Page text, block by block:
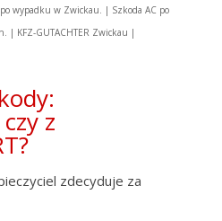
wypadku w Zwickau. | Szkoda AC po
| KFZ-GUTACHTER Zwickau |
z
zdecyduje za